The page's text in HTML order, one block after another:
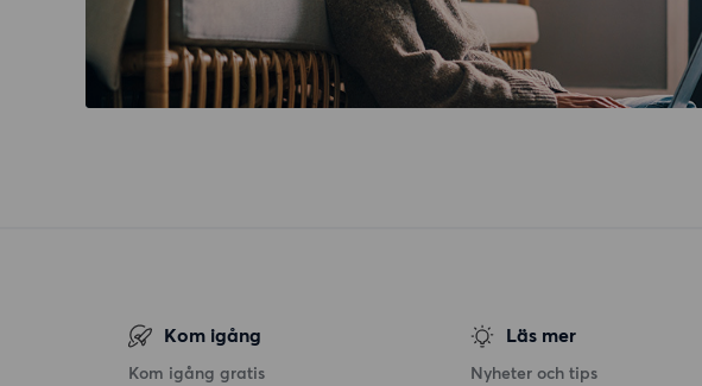
Kom igång
Kom igång gratis
Läs mer
Nyheter och tips